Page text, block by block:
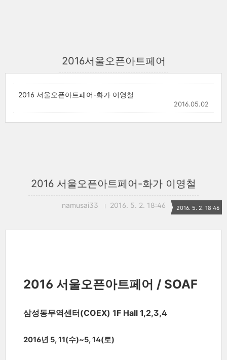
2016서울오픈아트페어
2016 서울오픈아트페어-화가 이영철
2016.05.02
2016 서울오픈아트페어-화가 이영철
namusai33 2016. 5. 2. 18:46 2016. 5. 2. 18:46
2016 서울오픈아트페어 / SOAF
삼성동무역센터(COEX) 1F Hall 1,2,3,4
2016년 5,11(수)~5, 14(토)